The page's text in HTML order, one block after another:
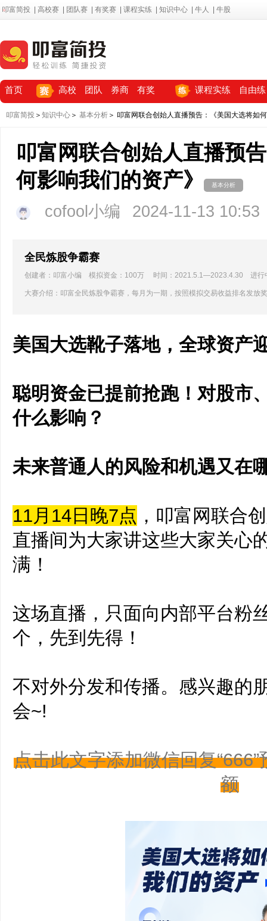
叩富简投 高校赛 团队赛 有奖赛 课程实练 知识中心 牛人 牛股
首页 高校 团队 券商 有奖 课程实练 自由练
叩富简投 ＞ 知识中心 ＞ 基本分析 ＞ 叩富网联合创始人直播预告：《美国大选将如
叩富网联合创始人直播预
何影响我们的资产》
基本分析
cofool小编 2024-11-13 10:53
全民炼股争霸赛
创建者：叩富小编 模拟资金：100万 时间：2021.5.1—2023.4.30 进行
大赛介绍：叩富全民炼股争霸赛，每月为一期，按照模拟交易收益排名发放
美国大选靴子落地，全球资产
聪明资金已提前抢跑！对股市
什么影响？
未来普通人的风险和机遇又在
11月14日晚7点 ，叩富网联合
直播间为大家讲这些大家关心
满！
这场直播，只面向内部平台粉
个，先到先得！
不对外分发和传播。感兴趣的
会~!
点击此文字添加微信回复
额